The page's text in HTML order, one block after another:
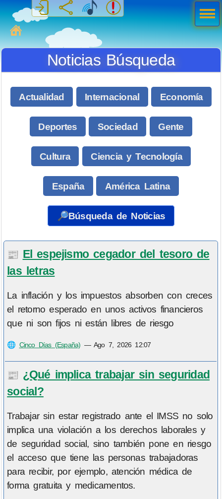
MiSabueso
Noticias Búsqueda
Actualidad Internacional Economía
Deportes Sociedad Gente
Cultura Ciencia y Tecnología
España América Latina
🔎Búsqueda de Noticias
📰 El espejismo cegador del tesoro de
las letras
La inflación y los impuestos absorben con creces
el retorno esperado en unos activos financieros
que ni son fijos ni están libres de riesgo
🌐 Cinco Días (España) —Ago 7, 2026 12:07
📰 ¿Qué implica trabajar sin seguridad
social?
Trabajar sin estar registrado ante el IMSS no solo
implica una violación a los derechos laborales y
de seguridad social, sino también pone en riesgo
el acceso que tiene las personas trabajadoras
para recibir, por ejemplo, atención médica de
forma gratuita y medicamentos.
Men
ú